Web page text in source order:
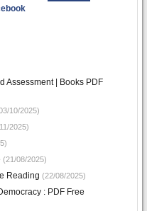
Assessment | Books PDF
10/2025)
2025)
(21/08/2025)
Reading (22/08/2025)
: PDF Free